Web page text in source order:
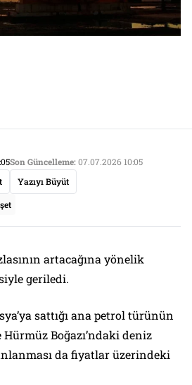
Son Güncelleme:07.07.2026 10:05
Yazıyı Büyüt
artacağına yönelik
geriledi.
sattığı ana petrol türünün
Boğazı’ndaki deniz
da fiyatlar üzerindeki